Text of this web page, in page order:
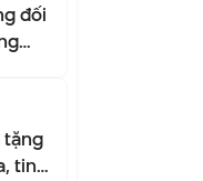
đối
tặng
tinh